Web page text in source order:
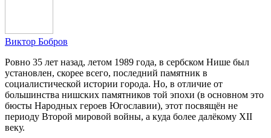
Виктор Бобров
Ровно 35 лет назад, летом 1989 года, в сербском Нише был
установлен, скорее всего, последний памятник в
социалистической истории города. Но, в отличие от
большинства нишских памятников той эпохи (в основном это
бюсты Народных героев Югославии), этот посвящён не
периоду Второй мировой войны, а куда более далёкому XII
веку.